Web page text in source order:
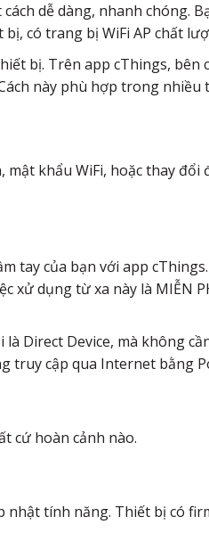
dễ dàng, nhanh chóng.
có trang bị WiFi AP chất
bị. Trên app cThings, bên
này phù hợp trong
khẩu WiFi, hoặc thay đổi
của bạn với app
xử dụng từ xa này là MIỄN
Direct Device, mà không
truy cập qua Internet bằng
cứ hoàn cảnh nào.
tính năng. Thiết bị có